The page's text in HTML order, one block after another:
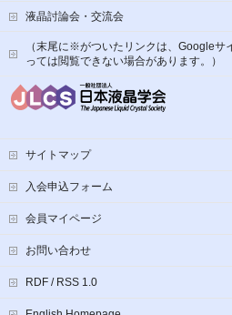
液晶討論会・交流会
（末尾に※がついたリンクは、Googleサ
っては閲覧できない場合があります。）
サイトマップ
入会申込フォーム
会員マイページ
お問い合わせ
RDF / RSS 1.0